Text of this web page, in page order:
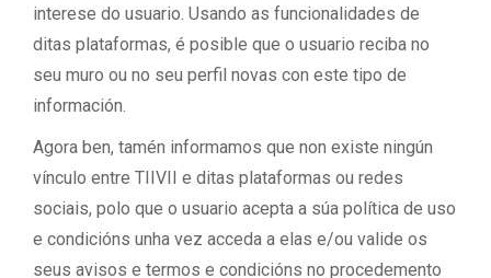
interese do usuario. Usando as funcionalidades de
ditas plataformas, é posible que o usuario reciba no
seu muro ou no seu perfil novas con este tipo de
información.
Agora ben, tamén informamos que non existe ningún
vínculo entre TIIVII e ditas plataformas ou redes
sociais, polo que o usuario acepta a súa política de uso
e condicións unha vez acceda a elas e/ou valide os
seus avisos e termos e condicións no procedemento